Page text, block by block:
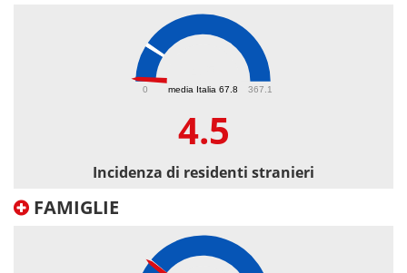
media Italia 67.8
0 367.1
4.5
Incidenza di residenti stranieri
FAMIGLIE